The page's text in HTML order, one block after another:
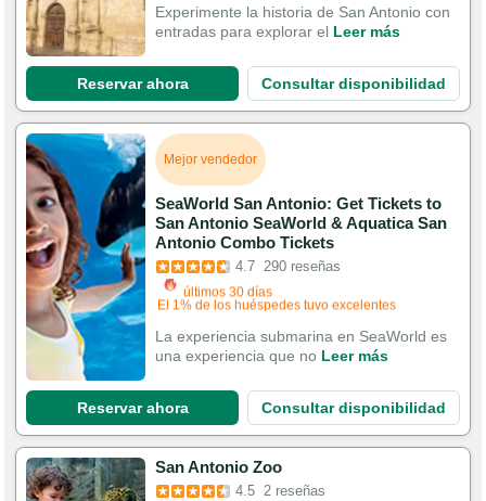
Reservado 184 veces en los últimos 30 días
Experimente la historia de San Antonio con
entradas para explorar el Leer más
Reservar ahora Consultar disponibilidad
Mejor vendedor
SeaWorld San Antonio: Get Tickets to
San Antonio SeaWorld & Aquatica San
Antonio Combo Tickets
4.7 290 reseñas
Se ha añadido al carrito 749 veces en los
últimos 30 días
experiencias
La experiencia submarina en SeaWorld es
una experiencia que no Leer más
Reservar ahora Consultar disponibilidad
San Antonio Zoo
4.5 2 reseñas